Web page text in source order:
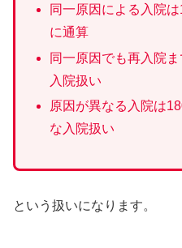
同一原因による入院
に通算
同一原因でも再入院
入院扱い
原因が異なる入院は
な入院扱い
という扱いになります。